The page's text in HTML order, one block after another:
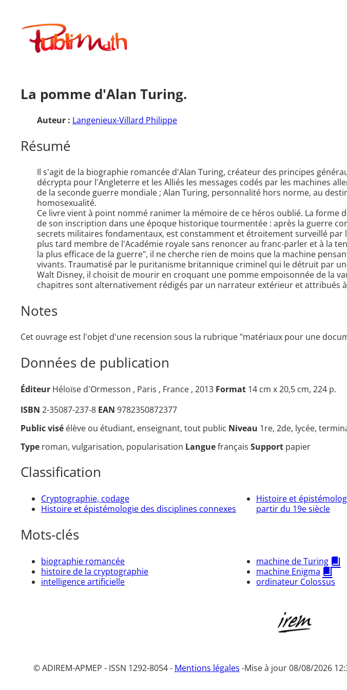
contenuPublimath
La pomme d'Alan Turing.
Auteur : Langenieux-Villard Philippe
Résumé
Il s'agit de la biographie romancée d'Alan Turing, créateur des principes
décrypta pour l'Angleterre et les Alliés les messages codés par les machines
de la seconde guerre mondiale ; Alan Turing, personnalité hors norme, au
homosexualité.
Ce livre vient à point nommé ranimer la mémoire de ce héros oublié. La
de son inscription dans une époque historique tourmentée : après la guerre
secrets militaires fondamentaux, est constamment et étroitement surveillé
plus tard membre de l'Académie royale sans renoncer au franc-parler et à la
la plus efficace de la guerre", il ne cherche rien de moins que la machine
vivants. Traumatisé par le puritanisme britannique criminel qui le détruit par
Walt Disney, il choisit de mourir en croquant une pomme empoisonnée de la
chapitres sont alternativement rédigés par un narrateur extérieur et attribués
Notes
Cet ouvrage est l'objet d'une recension sous la rubrique "matériaux pour une
Données de publication
Éditeur Héloïse d'Ormesson , Paris , France , 2013 Format 14 cm x 20,5 cm, 224 p.
ISBN 2-35087-237-8 EAN 9782350872377
Public visé élève ou étudiant, enseignant, tout public Niveau 1re, 2de, lycée,
Type roman, vulgarisation, popularisation Languefrançais Support papier
Classification
Cryptographie, codage
Histoire et épistémologie des disciplines connexes
Histoire et
partir du 19e siècle
Mots-clés
biographie romancée
histoire de la cryptographie
intelligence artificielle
machine de Turing
machine Enigma
ordinateur Colossus
© ADIREM-APMEP - ISSN 1292-8054 - Mentions légales -Mise à jour 08/08/2026